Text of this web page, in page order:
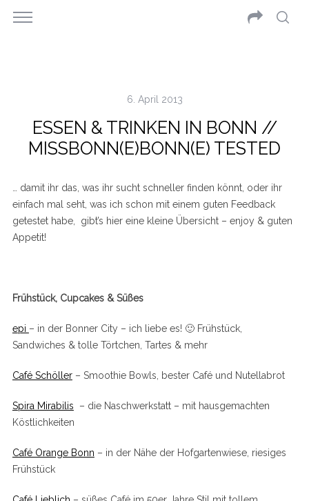
6. April 2013
ESSEN & TRINKEN IN BONN //
MISSBONN(E)BONN(E) TESTED
… damit ihr das, was ihr sucht schneller finden könnt, oder ihr
einfach mal seht, was ich schon mit einem guten Feedback
getestet habe, gibt’s hier eine kleine Übersicht – enjoy & guten
Appetit!
Frühstück, Cupcakes & Süßes
epi – in der Bonner City – ich liebe es! 🙂 Frühstück,
Sandwiches & tolle Törtchen, Tartes & mehr
Café Schöller– Smoothie Bowls, bester Café und Nutellabrot
Spira Mirabilis – die Naschwerkstatt – mit hausgemachten
Köstlichkeiten
Café Orange Bonn – in der Nähe der Hofgartenwiese, riesiges
Frühstück